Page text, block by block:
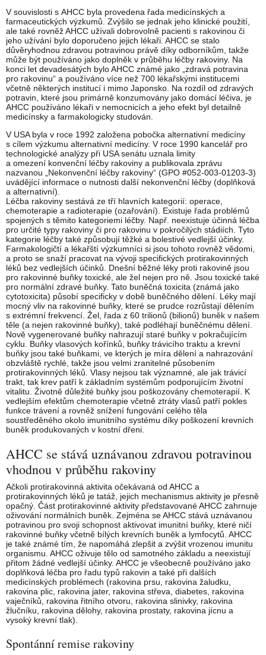
V souvislosti s AHCC byla provedena řada medicínských a
farmaceutických výzkumů. Zvýšilo se jednak jeho klinické použití,
ale také rovněž AHCC užívali dobrovolně pacienti s rakovinou či
jeho užívání bylo doporučeno jejich lékaři. AHCC se stalo
důvěryhodnou zdravou potravinou právě díky odborníkům, takže
může být používáno jako doplněk v průběhu léčby rakoviny. Na
konci let devadesátých bylo AHCC známé jako „zdravá potravina
pro rakovinu“ a používáno více než 700 lékařskými institucemi
včetně některých institucí i mimo Japonsko. Na rozdíl od zdravých
potravin, které jsou primárně konzumovány jako domácí léčiva, je
AHCC používáno lékaři v nemocnicích a jeho efekt byl detailně
medicínsky a farmakologicky studován.
V USA byla v roce 1992 založena pobočka alternativní medicíny
s cílem výzkumu alternativní medicíny. V roce 1990 kancelář pro
technologické analýzy při USA senátu uznala limity
a omezení konvenční léčby rakoviny a publikovala zprávu
nazvanou „Nekonvenční léčby rakoviny“ (GPO #052-003-01203-3)
uvádějící informace o nutnosti další nekonvenční léčby (doplňková
a alternativní).
Léčba rakoviny sestává ze tří hlavních kategorií: operace,
chemoterapie a radioterapie (ozařování). Existuje řada problémů
spojených s těmito kategoriemi léčby. Např. neexistuje účinná léčba
pro určité typy rakoviny či pro rakovinu v pokročilých stádiích. Tyto
kategorie léčby také způsobují těžké a bolestivé vedlejší účinky.
Farmakologičtí a lékařští výzkumníci si jsou tohoto rovněž vědomi,
a proto se snaží pracovat na vývoji specifických protirakovinných
léků bez vedlejších účinků. Dnešní běžné léky proti rakovině jsou
pro rakovinné buňky toxické, ale žel nejen pro ně. Jsou toxické také
pro normální zdravé buňky. Tato buněčná toxicita (známá jako
cytotoxicita) působí specificky v době buněčného dělení. Léky mají
mocný vliv na rakovinné buňky, které se prudce rozrůstají dělením
s extrémní frekvencí. Žel, řada z 60 trilionů (bilionů) buněk v našem
těle (a nejen rakovinné buňky), také podléhají buněčnému dělení.
Nově vygenerované buňky nahrazují staré buňky v pokračujícím
cyklu. Buňky vlasových kořínků, buňky trávicího traktu a krevní
buňky jsou také buňkami, ve kterých je míra dělení a nahrazování
obzvláště rychlé, takže jsou velmi zranitelné působením
protirakovinných léků. Vlasy nejsou tak významné, ale jak trávicí
trakt, tak krev patří k základním systémům podporujícím životní
vitalitu. Životně důležité buňky jsou poškozovány chemoterapií. K
vedlejším efektům chemoterapie včetně ztráty vlasů patří pokles
funkce trávení a rovněž snížení fungování celého těla
soustředěného okolo imunitního systému díky poškození krevních
buněk produkovaných v kostní dřeni.
AHCC se stává uznávanou zdravou potravinou
vhodnou v průběhu rakoviny
Ačkoli protirakovinná aktivita očekávaná od AHCC a
protirakovinných léků je tatáž, jejich mechanismus aktivity je přesně
opačný. Část protirakovinné aktivity představované AHCC zahrnuje
oživování normálních buněk. Zejména se AHCC stává uznávanou
potravinou pro svoji schopnost aktivovat imunitní buňky, které ničí
rakovinné buňky včetně bílých krevních buněk a lymfocytů. AHCC
je také známé tím, že napomáhá zlepšit a zvýšit vrozenou imunitu
organismu. AHCC oživuje tělo od samotného základu a neexistují
přitom žádné vedlejší účinky. AHCC je všeobecně používáno jako
doplňková léčba pro řadu typů rakovin a také při dalších
medicínských problémech (rakovina prsu, rakovina žaludku,
rakovina plic, rakovina jater, rakovina střeva, diabetes, rakovina
vaječníků, rakovina řitního otvoru, rakovina slinivky, rakovina
žlučníku, rakovina dělohy, rakovina prostaty, rakovina jícnu a
vysoký krevní tlak).
Spontánní remise rakoviny